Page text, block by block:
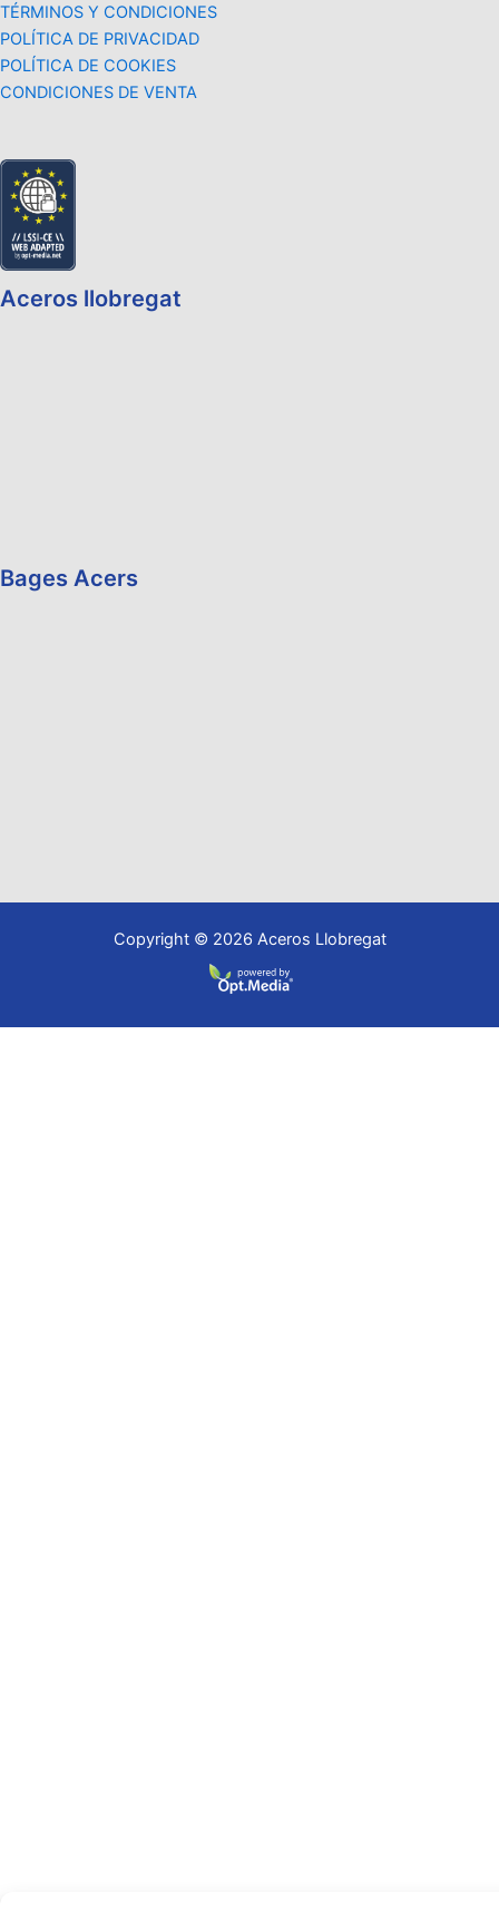
TÉRMINOS Y CONDICIONES
POLÍTICA DE PRIVACIDAD
POLÍTICA DE COOKIES
CONDICIONES DE VENTA
Aceros llobregat
Bages Acers
Copyright © 2026 Aceros Llobregat